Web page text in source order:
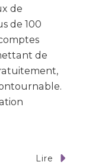
de
de 100
de
Lire